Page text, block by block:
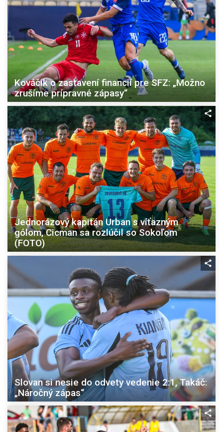
Kováčik o zastavení financií pre SFZ: „Možno
zrušíme prípravné zápasy“
Jednorázový kapitán Urban s víťazným
gólom, Cicman sa rozlúčil so Sokoľom
(FOTO)
Slovan si nesie do odvety vedenie 2:1, Takáč:
„Náročný zápas“